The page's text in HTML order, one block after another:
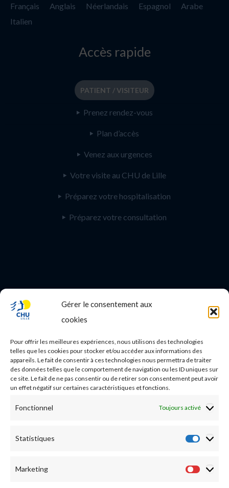
Gérer le consentement aux
cookies
Pour offrir les meilleures expériences, nous utilisons des technologies
telles que les cookies pour stocker et/ou accéder aux informations des
appareils. Le fait de consentir à ces technologies nous permettra de traiter
des données telles que le comportement de navigation ou les ID uniques sur
ce site. Le fait de ne pas consentir ou de retirer son consentement peut avoir
un effet négatif sur certaines caractéristiques et fonctions.
Fonctionnel Toujours activé
Statistiques
Marketing
Français Anglais Néerlandais Espagnol
Arabe
Italien
Accès rapide
PATIENT / VISITEUR
Prenez rendez-vous
Plan d’accès
Venez aux urgences
Votre visite au CHU de Lille
Préparez votre hospitalisation
Préparez votre consultation
PROFESSIONNEL DE SANTE
Nos essais cliniques
Ecoles paramédicales